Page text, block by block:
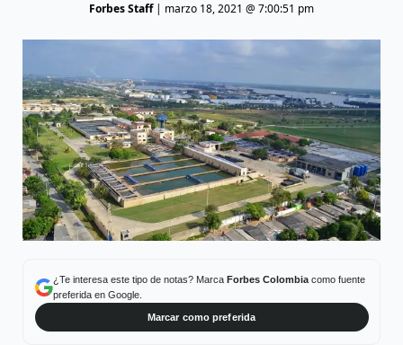
Forbes Staff| marzo 18, 2021 @ 7:00:51 pm
¿Te interesa este tipo de notas? Marca Forbes Colombiacomo fuente
preferida en Google.
Marcar como preferida